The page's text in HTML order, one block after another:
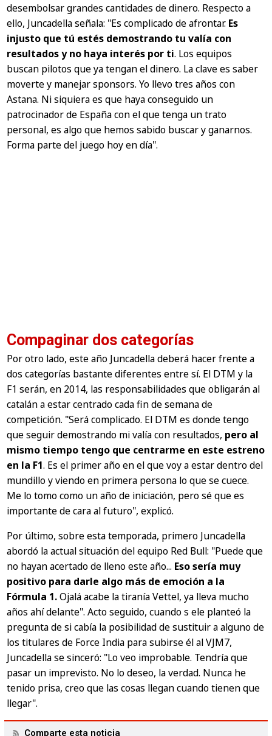
desembolsar grandes cantidades de dinero. Respecto a
ello, Juncadella señala: "Es complicado de afrontar. Es
injusto que tú estés demostrando tu valía con
resultados y no haya interés por ti. Los equipos
buscan pilotos que ya tengan el dinero. La clave es saber
moverte y manejar sponsors. Yo llevo tres años con
Astana. Ni siquiera es que haya conseguido un
patrocinador de España con el que tenga un trato
personal, es algo que hemos sabido buscar y ganarnos.
Forma parte del juego hoy en día".
Compaginar dos categorías
Por otro lado, este año Juncadella deberá hacer frente a
dos categorías bastante diferentes entre sí. El DTM y la
F1 serán, en 2014, las responsabilidades que obligarán al
catalán a estar centrado cada fin de semana de
competición. "Será complicado. El DTM es donde tengo
que seguir demostrando mi valía con resultados, pero al
mismo tiempo tengo que centrarme en este estreno
en la F1. Es el primer año en el que voy a estar dentro del
mundillo y viendo en primera persona lo que se cuece.
Me lo tomo como un año de iniciación, pero sé que es
importante de cara al futuro", explicó.
Por último, sobre esta temporada, primero Juncadella
abordó la actual situación del equipo Red Bull: "Puede que
no hayan acertado de lleno este año... Eso sería muy
positivo para darle algo más de emoción a la
Fórmula 1.Ojalá acabe la tiranía Vettel, ya lleva mucho
años ahí delante". Acto seguido, cuando s ele planteó la
pregunta de si cabía la posibilidad de sustituir a alguno de
los titulares de Force India para subirse él al VJM7,
Juncadella se sinceró: "Lo veo improbable. Tendría que
pasar un imprevisto. No lo deseo, la verdad. Nunca he
tenido prisa, creo que las cosas llegan cuando tienen que
llegar".
Comparte esta noticia